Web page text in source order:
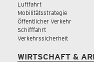
Luftfahrt
Mobilitätsstrategie
Öffentlicher Verkehr
Schifffahrt
Verkehrssicherheit
WIRTSCHAFT &